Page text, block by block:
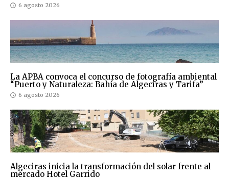
6 agosto 2026
La APBA convoca el concurso de fotografía ambiental
“Puerto y Naturaleza: Bahía de Algeciras y Tarifa”
6 agosto 2026
Algeciras inicia la transformación del solar frente al
mercado Hotel Garrido